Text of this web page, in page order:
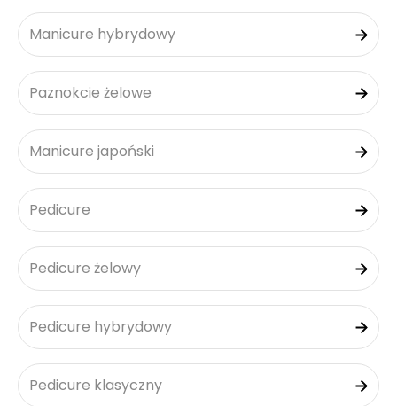
Manicure hybrydowy
Paznokcie żelowe
Manicure japoński
Pedicure
Pedicure żelowy
Pedicure hybrydowy
Pedicure klasyczny